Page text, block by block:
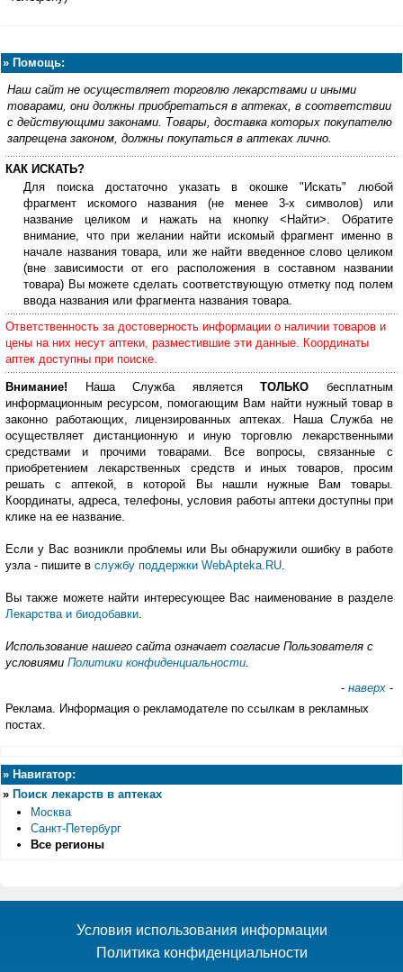
» Помощь:
Наш сайт не осуществляет торговлю лекарствами и иными
товарами, они должны приобретаться в аптеках, в соответствии
с действующими законами. Товары, доставка которых покупателю
запрещена законом, должны покупаться в аптеках лично.
КАК ИСКАТЬ?
Для поиска достаточно указать в окошке "Искать" любой
фрагмент искомого названия (не менее 3-х символов) или
название целиком и нажать на кнопку <Найти>. Обратите
внимание, что при желании найти искомый фрагмент именно в
начале названия товара, или же найти введенное слово целиком
(вне зависимости от его расположения в составном названии
товара) Вы можете сделать соответствующую отметку под полем
ввода названия или фрагмента названия товара.
Ответственность за достоверность информации о наличии товаров и
цены на них несут аптеки, разместившие эти данные. Координаты
аптек доступны при поиске.
Внимание! Наша Служба являетсяТОЛЬКО бесплатным
информационным ресурсом, помогающим Вам найти нужный товар в
законно работающих, лицензированных аптеках. Наша Служба не
осуществляет дистанционную и иную торговлю лекарственными
средствами и прочими товарами. Все вопросы, связанные с
приобретением лекарственных средств и иных товаров, просим
решать с аптекой, в которой Вы нашли нужные Вам товары.
Координаты, адреса, телефоны, условия работы аптеки доступны при
клике на ее название.
Если у Вас возникли проблемы или Вы обнаружили ошибку в работе
узла - пишите в службу поддержки WebApteka.RU
Вы также можете найти интересующее Вас наименование в разделе
Лекарства и биодобавки
Использование нашего сайта означает согласие Пользователя с
условиями Политики конфиденциальности
- наверх -
Реклама. Информация о рекламодателе по ссылкам в рекламных
постах.
» Навигатор:
» Поиск лекарств в аптеках
Москва
Санкт-Петербург
Все регионы
Условия использования информации
Политика конфиденциальности